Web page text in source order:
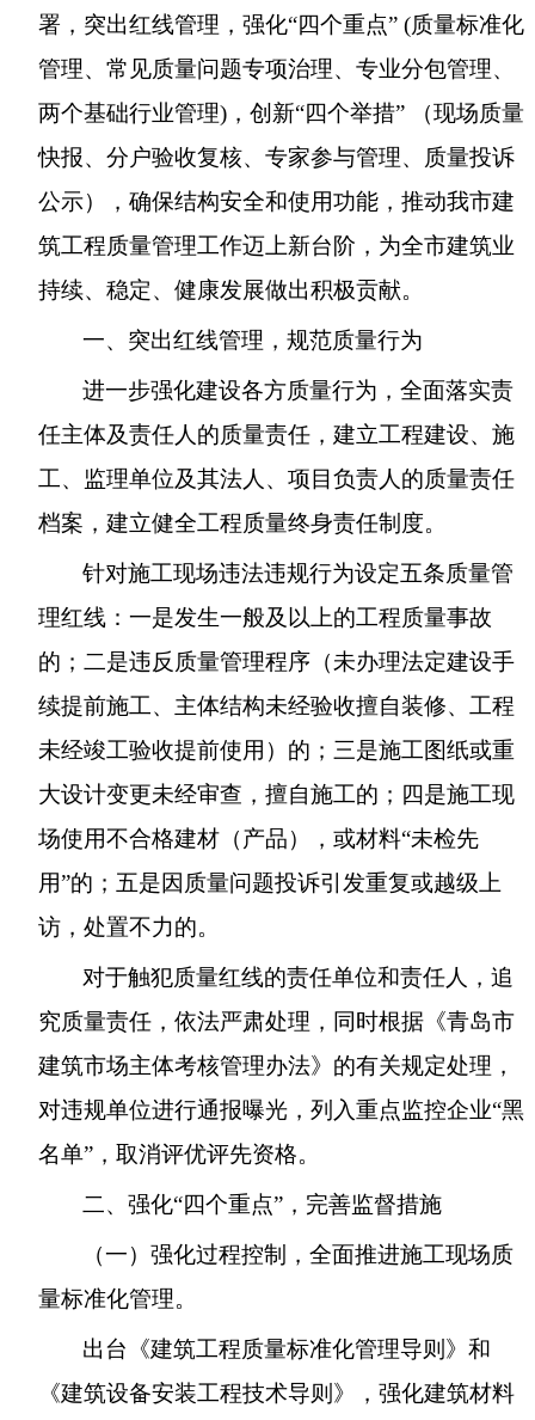
署，突出红线管理，强化“四个重点” (质量标准化
管理、常见质量问题专项治理、专业分包管理、
两个基础行业管理) ，创新“四个举措”
（现场质量
快报、分户验收复核、专家参与管理、质量投诉
公示），确保结构安全和使用功能，推动我市建
筑工程质量管理工作迈上新台阶，为全市建筑业
持续、稳定、健康发展做出积极贡献。
一、突出红线管理，规范质量行为
进一步强化建设各方质量行为，全面落实责
任主体及责任人的质量责任，建立工程建设、施
工、监理单位及其法人、项目负责人的质量责任
档案，建立健全工程质量终身责任制度。
针对施工现场违法违规行为设定五条质量管
理红线：一是发生一般及以上的工程质量事故
的；二是违反质量管理程序（未办理法定建设手
续提前施工、主体结构未经验收擅自装修、工程
未经竣工验收提前使用）的；三是施工图纸或重
大设计变更未经审查，擅自施工的；四是施工现
场使用不合格建材（产品），或材料“未检先
用”的；五是因质量问题投诉引发重复或越级上
访，处置不力的。
对于触犯质量红线的责任单位和责任人，追
究质量责任，依法严肃处理，同时根据《青岛市
建筑市场主体考核管理办法》的有关规定处理，
对违规单位进行通报曝光，列入重点监控企业“黑
名单”，取消评优评先资格。
二、强化“四个重点”，完善监督措施
（一）强化过程控制，全面推进施工现场质
量标准化管理。
出台《建筑工程质量标准化管理导则》和
《建筑设备安装工程技术导则》，强化建筑材料